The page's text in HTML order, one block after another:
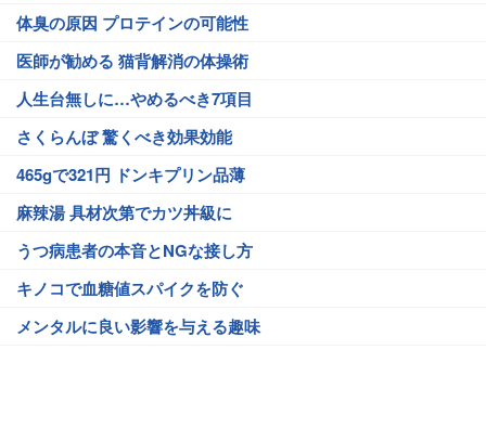
体臭の原因 プロテインの可能性
医師が勧める 猫背解消の体操術
人生台無しに…やめるべき7項目
さくらんぼ 驚くべき効果効能
465gで321円 ドンキプリン品薄
麻辣湯 具材次第でカツ丼級に
うつ病患者の本音とNGな接し方
キノコで血糖値スパイクを防ぐ
メンタルに良い影響を与える趣味